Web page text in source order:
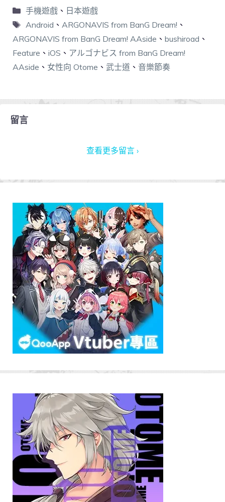
手機遊戲、 日本遊戲
Android 、 ARGONAVIS from BanG Dream! 、
ARGONAVIS from BanG Dream! AAside 、 bushiroad 、
Feature 、 iOS 、 アルゴナビス from BanG Dream!
AAside 、 女性向 Otome 、 武士道 、 音樂節奏
留言
查看更多留言 ›